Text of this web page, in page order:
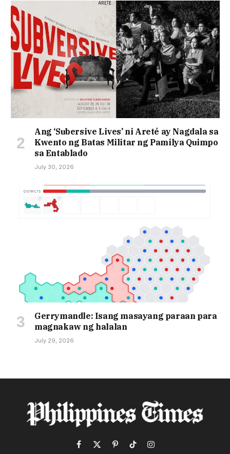
Ang ‘Subersive Lives’ ni Areté ay Nagdala sa
Kwento ng Batas Militar ng Pamilya Quimpo
sa Entablado
July 30, 2026
Gerrymandle: Isang masayang paraan para
magnakaw ng halalan
July 29, 2026
Facebook
X PinterestTikTokInstagram